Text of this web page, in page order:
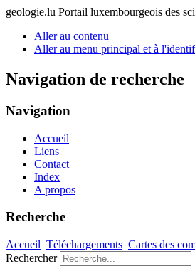
geologie.lu Portail luxembourgeois des
Aller au contenu
Aller au menu principal et à
Navigation de recherche
Navigation
Accueil
Liens
Contact
Index
A propos
Recherche
Accueil Téléchargements Cartes des
Rechercher